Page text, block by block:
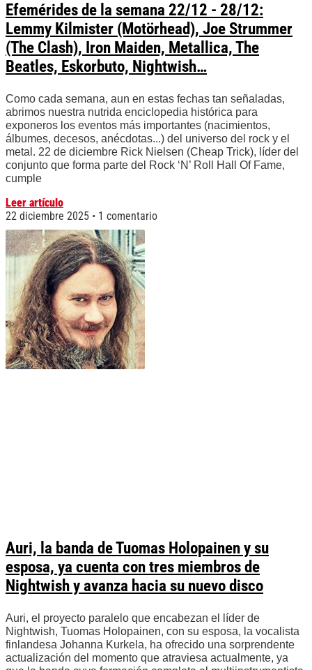
Efemérides de la semana 22/12 - 28/12:
Lemmy Kilmister (Motörhead), Joe Strummer
(The Clash), Iron Maiden, Metallica, The
Beatles, Eskorbuto, Nightwish…
Como cada semana, aun en estas fechas tan señaladas,
abrimos nuestra nutrida enciclopedia histórica para
exponeros los eventos más importantes (nacimientos,
álbumes, decesos, anécdotas...) del universo del rock y el
metal. 22 de diciembre Rick Nielsen (Cheap Trick), líder del
conjunto que forma parte del Rock ‘N’ Roll Hall Of Fame,
cumple
Leer artículo
22 diciembre 2025
1 comentario
Auri, la banda de Tuomas Holopainen y su
esposa, ya cuenta con tres miembros de
Nightwish y avanza hacia su nuevo disco
Auri, el proyecto paralelo que encabezan el líder de
Nightwish, Tuomas Holopainen, con su esposa, la vocalista
finlandesa Johanna Kurkela, ha ofrecido una sorprendente
actualización del momento que atraviesa actualmente, ya